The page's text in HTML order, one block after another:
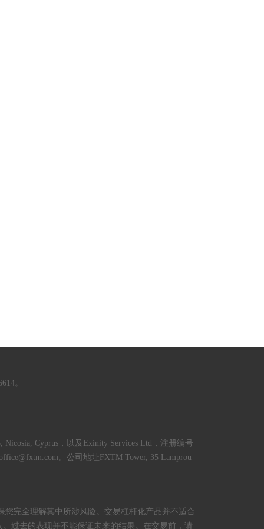
。
Cyprus，以及Exinity Services Ltd，注册编号
。公司地址FXTM Tower, 35 Lamprou
完全理解其中所涉风险。交易杠杆化产品并不适合
过去的表现并不能保证未来的结果。在交易前，请